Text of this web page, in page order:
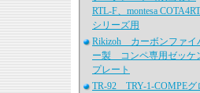
RTL-F、montesa COTA4RT
シリーズ用
Rikizoh カーボンファイ
ー製 コンペ専用ゼッケ
プレート
TR-92 TRY-1-COMPEグ